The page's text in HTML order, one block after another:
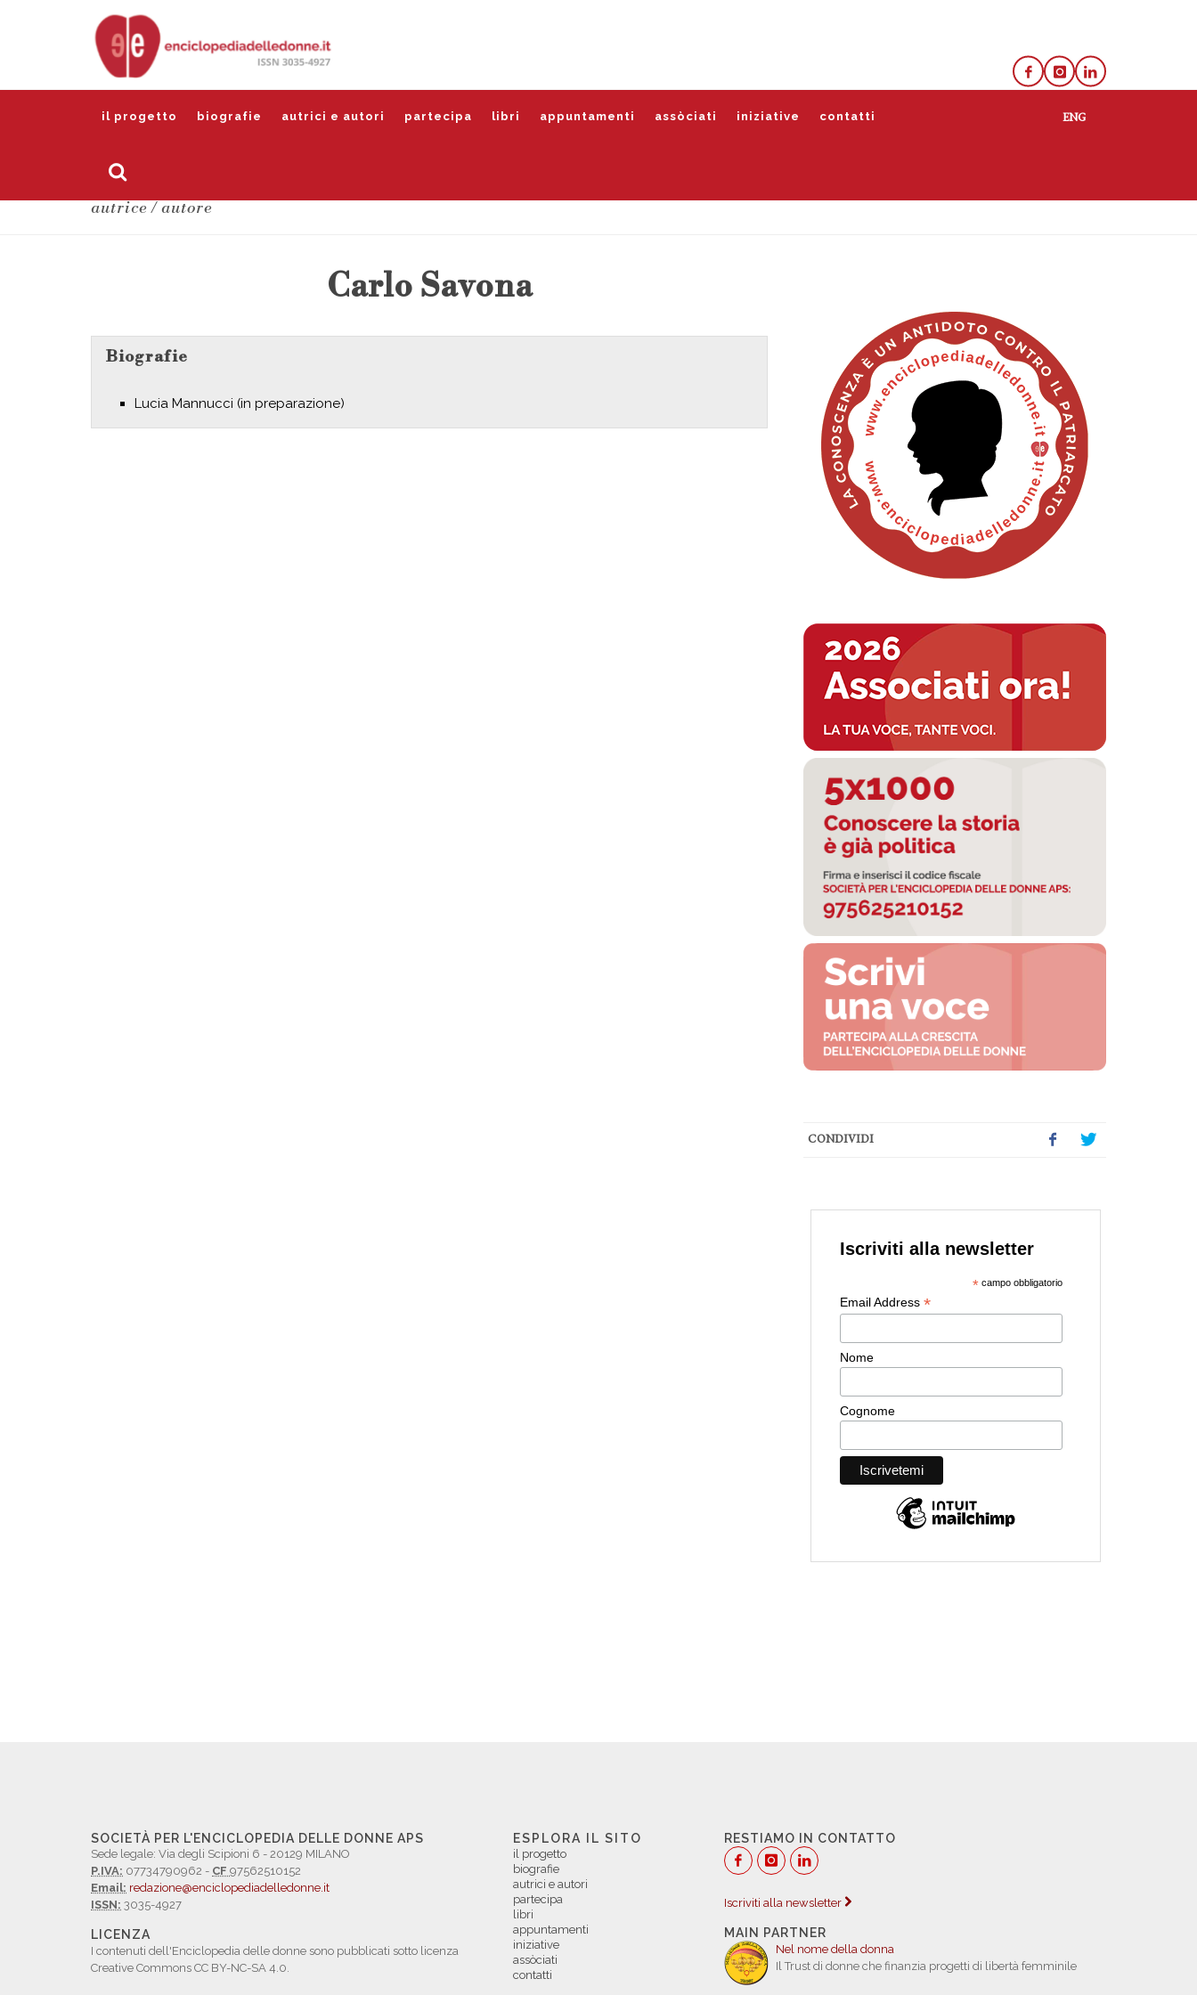
il progetto biografie autrici e autori partecipa libri appuntamenti assòciati iniziative contatti
autrice / autore
CONDIVIDI
Carlo Savona
Biografie
Lucia Mannucci (in preparazione)
SOCIETÀ PER L'ENCICLOPEDIA DELLE DONNE APS
Sede legale: Via degli Scipioni 6 - 20129 MILANO
P.IVA: 07734790962 - CF 97562510152
Email: redazione@enciclopediadelledonne.it
ISSN: 3035-4927
LICENZA
I contenuti dell'Enciclopedia delle donne sono pubblicati sotto licenza
Creative Commons CC BY-NC-SA 4.0.
ESPLORA IL SITO
il progetto
biografie
autrici e autori
partecipa
libri
appuntamenti
iniziative
assòciati
contatti
RESTIAMO IN CONTATTO
Iscriviti alla newsletter
MAIN PARTNER
Nel nome della donna
Il Trust di donne che finanzia progetti di libertà femminile